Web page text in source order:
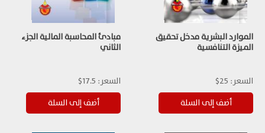
الموارد البشرية مدخل تحقيق
الميزة التنافسية
السعر: 25$
مبادئ المحاسبة المالية الجزء
الثاني
السعر: 17.5$